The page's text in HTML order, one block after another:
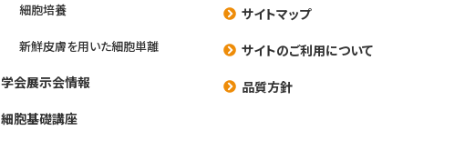
細胞培養
新鮮皮膚を用いた細胞単離
学会展示会情報
細胞基礎講座
サイトマップ
サイトのご利用について
品質方針